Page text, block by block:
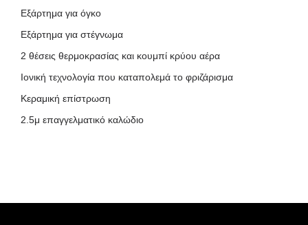
Εξάρτημα για όγκο
Εξάρτημα για στέγνωμα
2 θέσεις θερμοκρασίας και κουμπί κρύου αέρα
Ιονική τεχνολογία που καταπολεμά το φριζάρισμα
Κεραμική επίστρωση
2.5μ επαγγελματικό καλώδιο